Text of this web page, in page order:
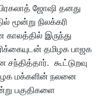
ஜோஷி தனது
மூன்று நிலக்கரி
இருந்து
தமிழக பாஜக
கூட்டுறவு
மக்களின் நலனை
பகுதிகளை